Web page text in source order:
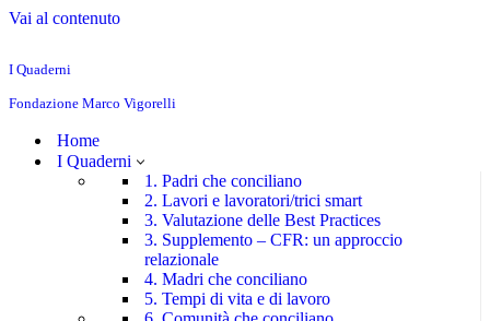
Vai al contenuto
I Quaderni
Fondazione Marco Vigorelli
Home
I Quaderni
1. Padri che conciliano
2. Lavori e lavoratori/trici smart
3. Valutazione delle Best Practices
3. Supplemento – CFR: un approccio
relazionale
4. Madri che conciliano
5. Tempi di vita e di lavoro